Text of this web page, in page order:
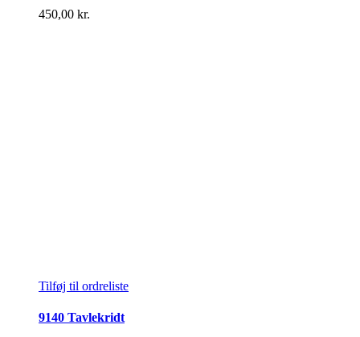
450,00 kr.
Tilføj til ordreliste
9140 Tavlekridt